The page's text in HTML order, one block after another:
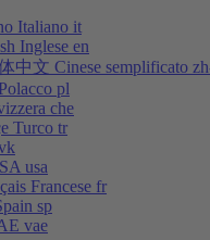
Italiano it
Inglese en
中文 Cinese semplificato
Polacco pl
che
Turco tr
usa
Francese fr
sp
vae